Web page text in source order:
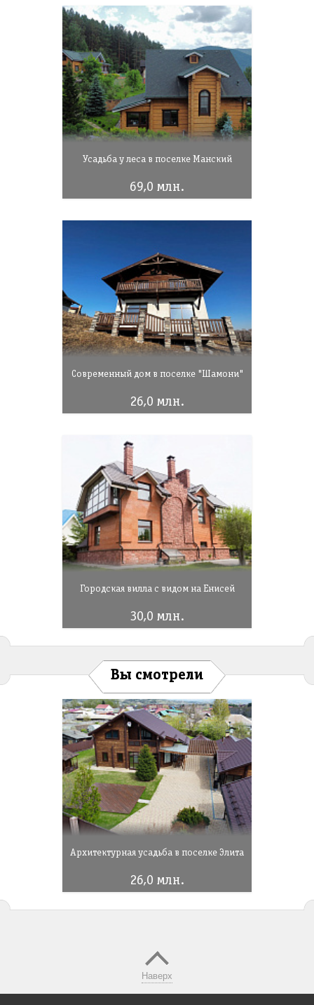
Усадьба у леса в поселке Манский
69,0 млн.
Современный дом в поселке "Шамони"
26,0 млн.
Городская вилла с видом на Енисей
30,0 млн.
Вы смотрели
Архитектурная усадьба в поселке Элита
26,0 млн.
Наверх